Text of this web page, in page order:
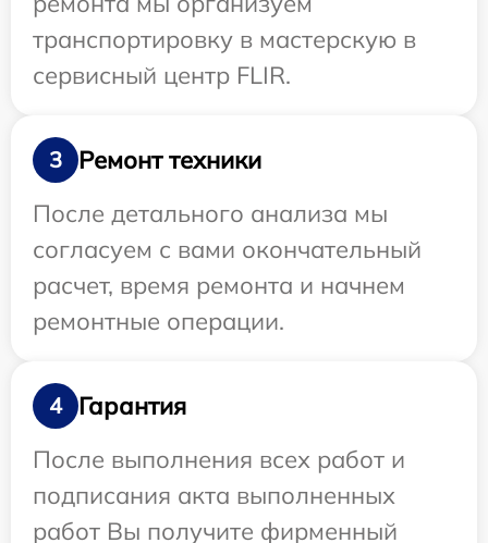
транспортировку в мастерскую в
сервисный центр FLIR.
3
Ремонт техники
После детального анализа мы
согласуем с вами окончательный
расчет, время ремонта и начнем
ремонтные операции.
4
Гарантия
После выполнения всех работ и
подписания акта выполненных
работ Вы получите фирменный